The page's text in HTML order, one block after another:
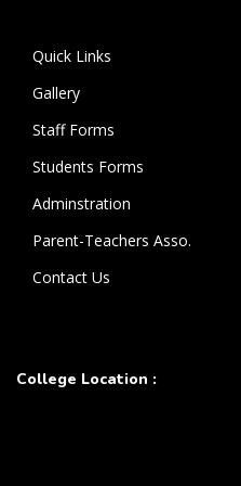
Quick Links
Gallery
Staff Forms
Students Forms
Adminstration
Parent-Teachers Asso.
Contact Us
College Location :